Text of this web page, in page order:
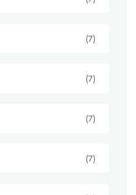
(7)
(7)
(7)
(7)